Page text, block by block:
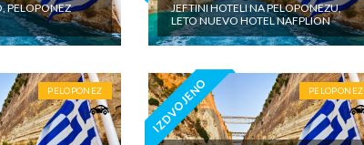
PELOPONEZ
JEFTINI HOTELI NA PELOPONEZU,
LETO NUEVO HOTEL NAFPLION
PELOPONEZ IZDVOJENO PELOPONEZ